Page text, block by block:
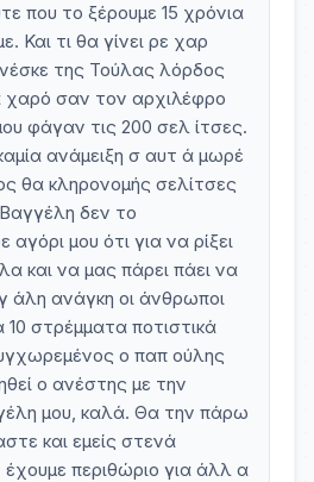
που το ξέρουμε 15 χρόνια
Και τι θα γίνει ρε χαρ
της Τούλας λόρδος
χαρό σαν τον αρχιλέφρο
φάγαν τις 200 σελ ίτσες.
ανάμειξη σ αυτ ά μωρέ
θα κληρονομής σελίτσες
δεν το
αγόρι μου ότι για να ρίξει
και να μας πάρει πάει να
άλη ανάγκη οι άνθρωποι
στρέμματα ποτιστικά
ο παπ ούλης
ο ανέστης με την
μου, καλά. Θα την πάρω
και εμείς στενά
έχουμε περιθώριο για άλλ α